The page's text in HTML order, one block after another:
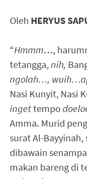
Oleh HERYUS
“Hmmm…,
tetangga, nih,
ngolah…,
Nasi Kunyit, Nasi
ingettempo
Amma. Murid
surat Al-Bayyinah,
dibawain
makan bareng di